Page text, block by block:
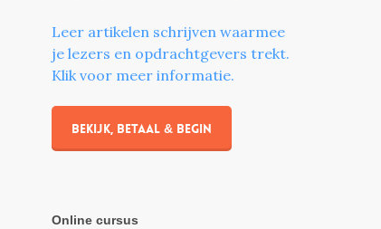
Leer artikelen schrijven waarmee
je lezers en opdrachtgevers trekt.
Klik voor meer informatie.
Bekijk, betaal & begin
Online cursus